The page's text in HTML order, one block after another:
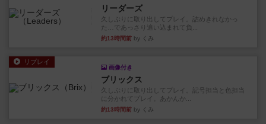
リーダーズ
久しぶりに取り出してプレイ。詰めきれなかっ
た…であっさり追い込まれて負...
約13時間前 by くみ
リプレイ
画像付き
ブリックス
久しぶりに取り出してプレイ。記号担当と色担当
に分かれてプレイ。あかんか...
約13時間前 by くみ